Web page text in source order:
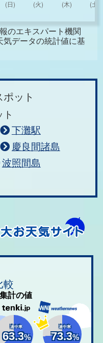
のエキスパート機関
気データの統計値に基
ット
下灘駅
慶良間諸島
波照間島
較
計の値
適中率
63.3%
適中率
73.3%